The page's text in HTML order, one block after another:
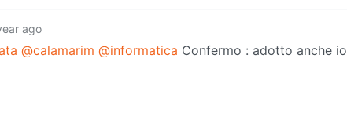
ago
@calamarim @informatica Confermo : adotto anche io